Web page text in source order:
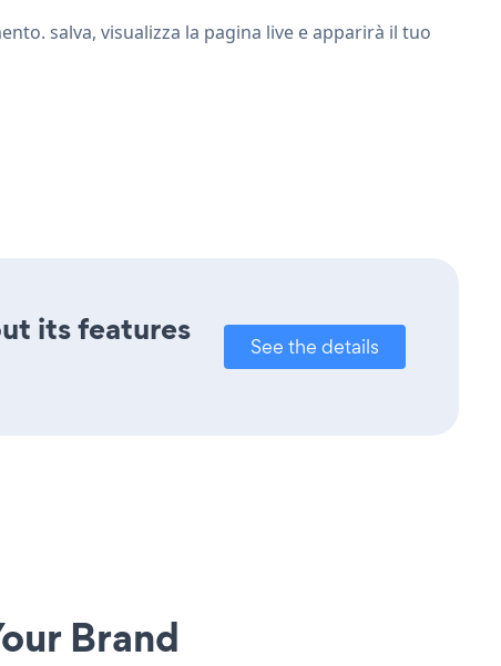
salva, visualizza la pagina live e apparirà il tuo
its features
See the details
Brand